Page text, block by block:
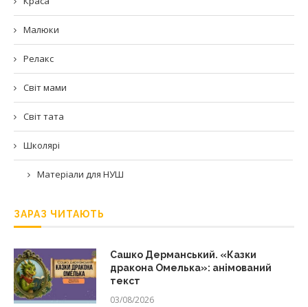
Малюки
Релакс
Світ мами
Світ тата
Школярі
Матеріали для НУШ
ЗАРАЗ ЧИТАЮТЬ
Сашко Дерманський. «Казки
дракона Омелька»: анімований
текст
03/08/2026